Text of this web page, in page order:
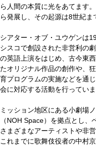
ら人間の本質に光をあてます
ら発展し、その起源は8世紀ま
シアター・オブ・ユウゲンは
シスコで創設された非営利の
の英語上演をはじめ、古今東
たオリジナル作品の創作や、
育プログラムの実施などを通
会に対応する活動を行っていま
ミッション地区にある小劇場
（NOH Space）を拠点とし、
さまざまなアーティストや非
これまでに歌舞伎役者の中村